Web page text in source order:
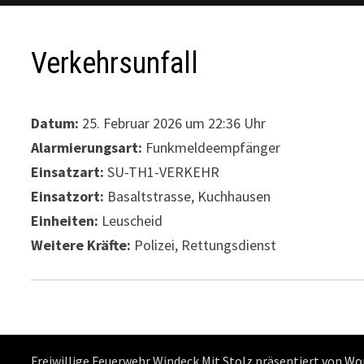
Verkehrsunfall
Datum: 25. Februar 2026 um 22:36 Uhr
Alarmierungsart: Funkmeldeempfänger
Einsatzart: SU-TH1-VERKEHR
Einsatzort: Basaltstrasse, Kuchhausen
Einheiten: Leuscheid
Weitere Kräfte: Polizei, Rettungsdienst
Freiwillige Feuerwehr Windeck Mit Stolz präsentiert von